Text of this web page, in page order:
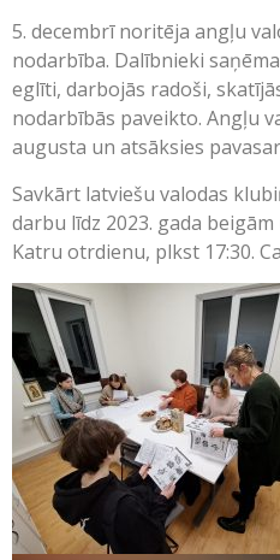
5. decembrī noritēja angļu
nodarbība. Dalībnieki
eglīti, darbojās radoši,
nodarbībās paveikto. Angļu
augusta un atsāksies
Savkārt latviešu valodas
darbu līdz 2023. gada
Katru otrdienu, plkst 17:30.